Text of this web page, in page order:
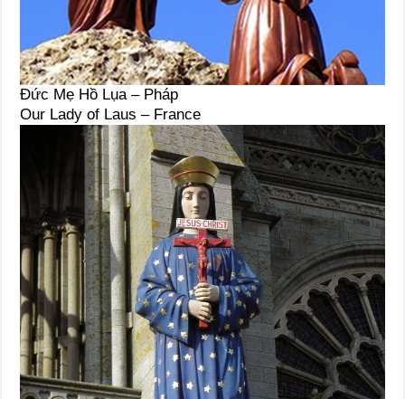
Đức Mẹ Hồ Lụa – Pháp
Our Lady of Laus – France